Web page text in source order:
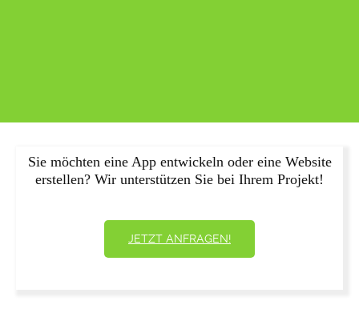
Sie möchten eine App entwickeln oder eine Website
erstellen? Wir unterstützen Sie bei Ihrem Projekt!
JETZT ANFRAGEN!